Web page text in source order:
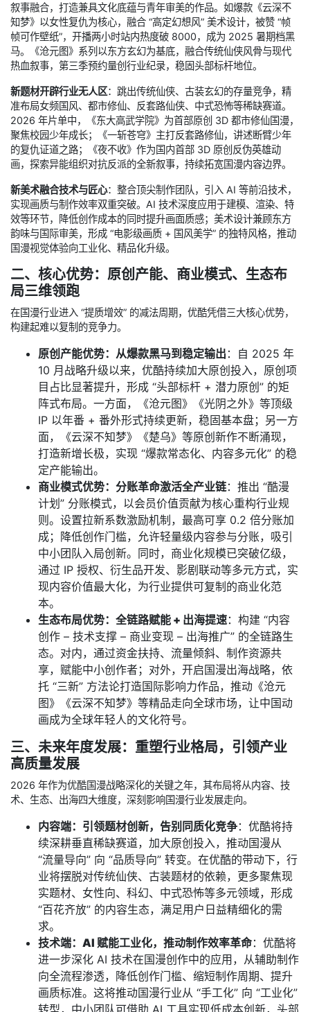
叙事融合，打造兼具文化底蕴与青年审美的作品。如爆款《云深不
知梦》以女性复仇为核心，融合 “高定幻想风” 美术设计，被赞 “帧
帧可作壁纸”，开播两小时站内热度破 8000，成为 2025 暑期档黑
马。《沧元图》系列以东方玄幻为基底，融合传统仙侠风骨与现代
热血叙事，第三季预约量创行业纪录，稳固头部标杆地位。
新题材开辟行业无人区：跳出传统仙侠、古装玄幻的存量竞争，精
准布局女频国风、都市修仙、反套路仙侠、中式恐怖等稀缺赛道。
2026 年片单中，《东大高武学院》为首部原创 3D 都市修仙国漫，
聚焦校园少年成长；《一斩苍穹》主打反套路修仙，讲述断臂少年
的复仇证道之路；《夜不收》作为国内首部 3D 原创反伪英雄动
画，探索异能组织对抗反派的全新叙事，持续拓宽国漫内容边界。
新美术融合技术与匠心：整合顶尖制作团队，引入 AI 等前沿技术，
实现画质与制作效率双重突破。AI 技术深度应用于建模、渲染、特
效等环节，降低创作成本的同时提升画面质感；美术设计兼顾东方
韵味与国际审美，形成 “电影级画质 + 国风美学” 的独特风格，推动
国漫视觉体验向工业化、精品化升级。
二、核心优势：原创产能、商业模式、生态布
局三维领跑
在国漫行业进入 “提质增效” 的减法周期，优酷凭借三大核心优势，
构建起难以复制的竞争力。
原创产能优势：从爆款黑马到稳定输出 ：自 2025 年
10 月战略升级以来，优酷持续加大原创投入，原创项
目占比显著提升，形成 “头部标杆 + 潜力原创” 的矩
阵式布局。一方面，《沧元图》《光阴之外》等顶级
IP 以年番 + 番外形式持续更新，稳固基本盘；另一方
面，《云深不知梦》《楚乌》等原创新作不断涌现，
打造新增长极，实现 “爆款常态化、内容多元化” 的稳
定产能输出。
商业模式优势：分账革命激活全产业链：推出 “酷漫
计划” 分账模式，以会员价值贡献为核心重构行业规
则。设置拉新系数激励机制，最高可享 0.2 倍分账加
成；降低创作门槛，允许轻量级内容参与分账，吸引
中小团队入局创新。同时，商业化规模已突破亿级，
通过 IP 授权、衍生品开发、影剧联动等多元方式，实
现内容价值最大化，为行业提供可复制的商业化范
本。
生态布局优势：全链路赋能 + 出海提速：构建 “内容
创作 – 技术支撑 – 商业变现 – 出海推广” 的全链路生
态。对内，通过资金扶持、流量倾斜、制作资源共
享，赋能中小创作者；对外，开启国漫出海战略，依
托 “三新” 方法论打造国际影响力作品，推动《沧元
图》《云深不知梦》等精品走向全球市场，让中国动
画成为全球年轻人的文化符号。
三、未来年度发展：重塑行业格局，引领产业
高质量发展
2026 年作为优酷国漫战略深化的关键之年，其布局将从内容、技
术、生态、出海四大维度，深刻影响国漫行业发展走向。
内容端：引领题材创新，告别同质化竞争：优酷将持
续深耕垂直稀缺赛道，加大原创投入，推动国漫从
“流量导向” 向 “品质导向” 转变。在优酷的带动下，行
业将摆脱对传统仙侠、古装题材的依赖，更多聚焦现
实题材、女性向、科幻、中式恐怖等多元领域，形成
“百花齐放” 的内容生态，满足用户日益精细化的需
求。
技术端：AI 赋能工业化，推动制作效率革命：优酷将
进一步深化 AI 技术在国漫创作中的应用，从辅助制作
向全流程渗透，降低创作门槛、缩短制作周期、提升
画质标准。这将推动国漫行业从 “手工化” 向 “工业化”
转型，中小团队可借助 AI 工具实现低成本创新，头部